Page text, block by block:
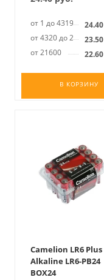
от 1 до 4319 24.40
от 4320 до 2159923.50
от 21600
22.60
В КОРЗИНУ
Camelion LR6 Plus
Alkaline LR6-PB24
BOX24